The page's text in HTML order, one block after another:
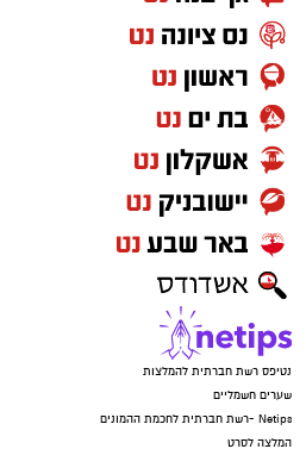
נטיפס רשת חברתית להמלצות
שערים חשמליים
Netips -רשת חברתית לחכמת ההמונים
המלצה לסרט